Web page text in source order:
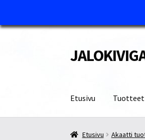
Siirry
navigointiin
Siirry
sisältöön
Etusivu Tuotteet
Etusivu Kassa
Etusivu Akaatti